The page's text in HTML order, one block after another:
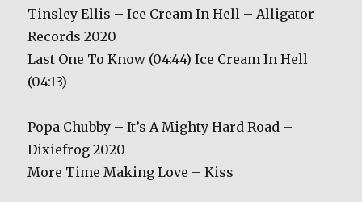
Tinsley Ellis – Ice Cream In Hell – Alligator
Records 2020
Last One To Know (04:44) Ice Cream In Hell
(04:13)
Popa Chubby – It’s A Mighty Hard Road –
Dixiefrog 2020
More Time Making Love – Kiss